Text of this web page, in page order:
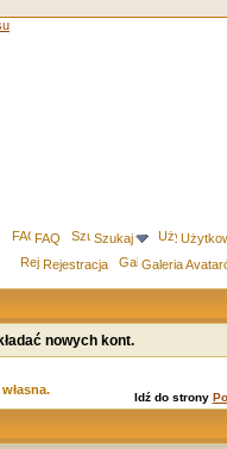
FAQ Szukaj
Rejestracja
Galeria
nowych kont.
Idź do strony